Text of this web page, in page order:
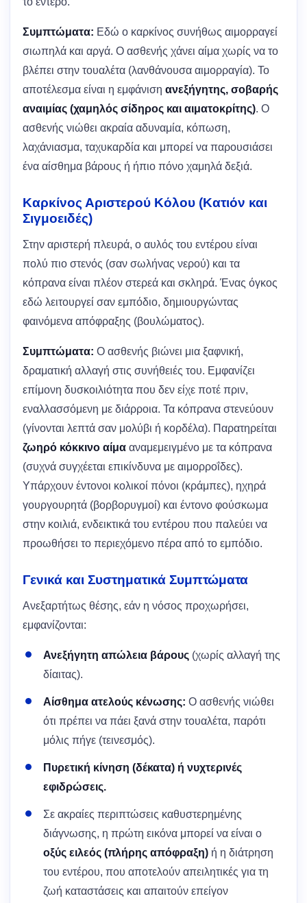
Συμπτώματα: Εδώ ο καρκίνος συνήθως αιμορραγεί
σιωπηλά και αργά. Ο ασθενής χάνει αίμα χωρίς να το
βλέπει στην τουαλέτα (λανθάνουσα αιμορραγία). Το
αποτέλεσμα είναι η εμφάνιση ανεξήγητης, σοβαρής
αναιμίας (χαμηλός σίδηρος και αιματοκρίτης). Ο
ασθενής νιώθει ακραία αδυναμία, κόπωση,
λαχάνιασμα, ταχυκαρδία και μπορεί να παρουσιάσει
ένα αίσθημα βάρους ή ήπιο πόνο χαμηλά δεξιά.
Καρκίνος Αριστερού Κόλου (Κατιόν και
Σιγμοειδές)
Στην αριστερή πλευρά, ο αυλός του εντέρου είναι
πολύ πιο στενός (σαν σωλήνας νερού) και τα
κόπρανα είναι πλέον στερεά και σκληρά. Ένας όγκος
εδώ λειτουργεί σαν εμπόδιο, δημιουργώντας
φαινόμενα απόφραξης (βουλώματος).
Συμπτώματα: Ο ασθενής βιώνει μια ξαφνική,
δραματική αλλαγή στις συνήθειές του. Εμφανίζει
επίμονη δυσκοιλιότητα που δεν είχε ποτέ πριν,
εναλλασσόμενη με διάρροια. Τα κόπρανα στενεύουν
(γίνονται λεπτά σαν μολύβι ή κορδέλα). Παρατηρείται
ζωηρό κόκκινο αίμα αναμεμειγμένο με τα κόπρανα
(συχνά συγχέεται επικίνδυνα με αιμορροΐδες).
Υπάρχουν έντονοι κολικοί πόνοι (κράμπες), ηχηρά
γουργουρητά (βορβορυγμοί) και έντονο φούσκωμα
στην κοιλιά, ενδεικτικά του εντέρου που παλεύει να
προωθήσει το περιεχόμενο πέρα από το εμπόδιο.
Γενικά και Συστηματικά Συμπτώματα
Ανεξαρτήτως θέσης, εάν η νόσος προχωρήσει,
εμφανίζονται:
Ανεξήγητη απώλεια βάρους (χωρίς αλλαγή της
δίαιτας).
Αίσθημα ατελούς κένωσης: Ο ασθενής νιώθει
ότι πρέπει να πάει ξανά στην τουαλέτα, παρότι
μόλις πήγε (τεινεσμός).
Πυρετική κίνηση (δέκατα) ή νυχτερινές
εφιδρώσεις.
Σε ακραίες περιπτώσεις καθυστερημένης
διάγνωσης, η πρώτη εικόνα μπορεί να είναι ο
οξύς ειλεός (πλήρης απόφραξη) ή η διάτρηση
του εντέρου, που αποτελούν απειλητικές για τη
ζωή καταστάσεις και απαιτούν επείγον